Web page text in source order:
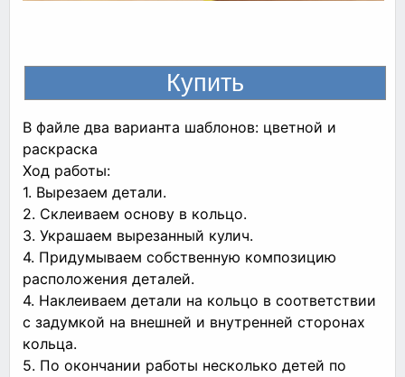
В файле два варианта шаблонов: цветной и
раскраска
Ход работы:
1. Вырезаем детали.
2. Склеиваем основу в кольцо.
3. Украшаем вырезанный кулич.
4. Придумываем собственную композицию
расположения деталей.
4. Наклеиваем детали на кольцо в соответствии
с задумкой на внешней и внутренней сторонах
кольца.
5. По окончании работы несколько детей по